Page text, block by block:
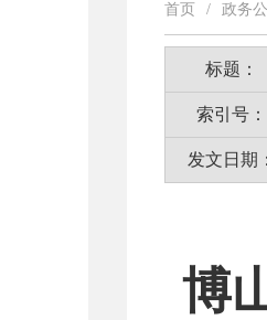
首页 / 政务
标题：
索引号：
发文日期：
博